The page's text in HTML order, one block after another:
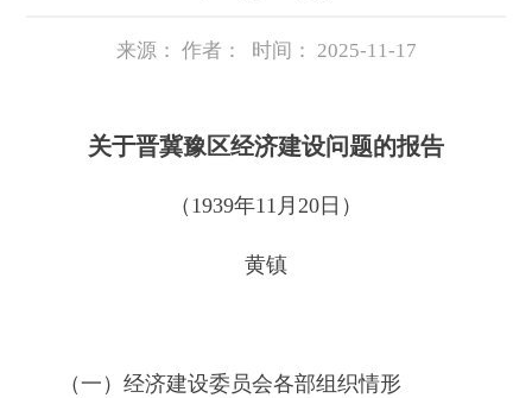
来源： 作者： 时间： 2025-11-17
关于晋冀豫区经济建设问题的报告
（1939年11月20日）
黄镇
（一）经济建设委员会各部组织情形